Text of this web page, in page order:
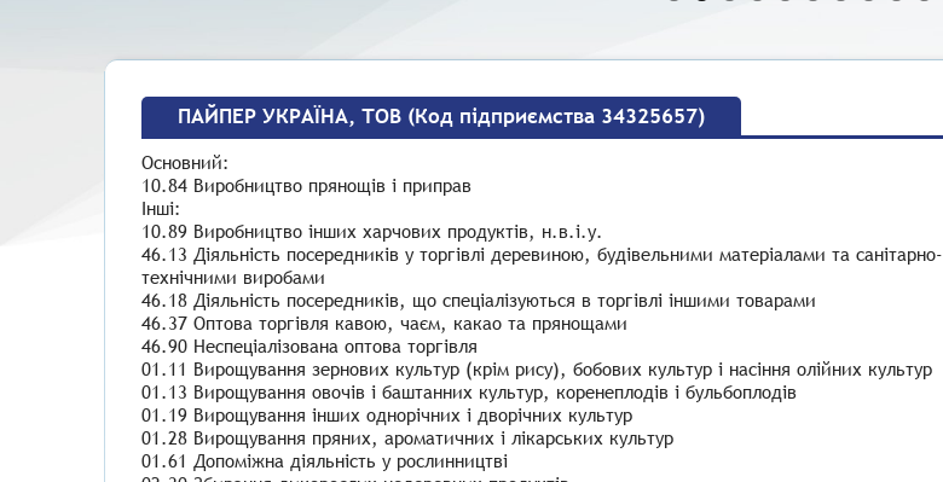
ПАЙПЕР УКРАЇНА, ТОВ (Код підприємства 34325657)
Основний:
10.84 Виробництво прянощів і приправ
Інші:
10.89 Виробництво інших харчових продуктів, н.в.і.у.
46.13 Діяльність посередників у торгівлі деревиною, будівельними матеріалами та санітарно-
технічними виробами
46.18 Діяльність посередників, що спеціалізуються в торгівлі іншими товарами
46.37 Оптова торгівля кавою, чаєм, какао та прянощами
46.90 Неспеціалізована оптова торгівля
01.11 Вирощування зернових культур (крім рису), бобових культур і насіння олійних культур
01.13 Вирощування овочів і баштанних культур, коренеплодів і бульбоплодів
01.19 Вирощування інших однорічних і дворічних культур
01.28 Вирощування пряних, ароматичних і лікарських культур
01.61 Допоміжна діяльність у рослинництві